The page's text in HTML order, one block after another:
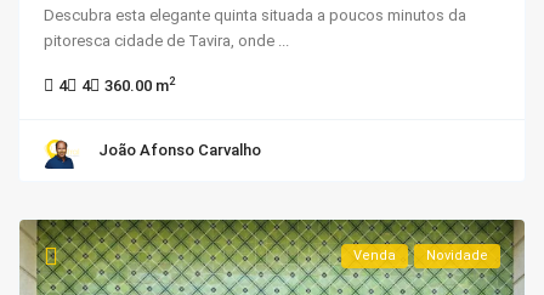
Descubra esta elegante quinta situada a poucos minutos da
pitoresca cidade de Tavira, onde
4 4 360.00 m2
João Afonso Carvalho
Venda Novidade